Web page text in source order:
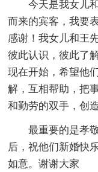
今天是我女儿
而来的宾客，我要
感谢！我女儿和王
彼此认识，彼此了
现在开始，希望他
解，互相帮助，把
和勤劳的双手，创
最重要的是孝
后，祝他们新婚快
如意。谢谢大家